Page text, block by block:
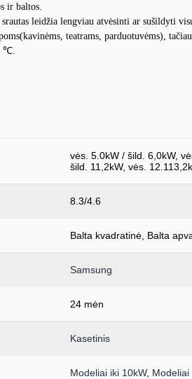
ir baltos.
leidžia lengviau atvėsinti ar sušildyti
teatrams, parduotuvėms),
℃.
vės. 5.0kW / šild. 6,0kW,
šild. 11,2kW, vės.
8.3/4.6
Balta kvadratinė, Balta
Samsung
24 mėn
Kasetinis
Modeliai iki 10kW,